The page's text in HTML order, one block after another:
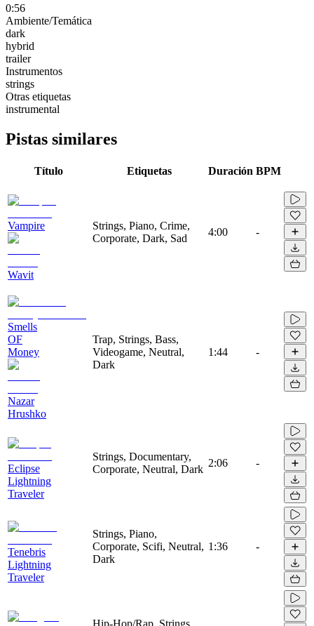
0:56
Ambiente/Temática
dark
hybrid
trailer
Instrumentos
strings
Otras etiquetas
instrumental
Pistas similares
Título Etiquetas Duración BPM
Vampire
Wavit
Strings, Piano, Crime,
Corporate, Dark, Sad
4:00 -
Smells
OF
Money
Nazar
Hrushko
Trap, Strings, Bass,
Videogame, Neutral,
Dark
1:44 -
Eclipse
Lightning
Traveler
Strings, Documentary,
Corporate, Neutral, Dark
2:06 -
Tenebris
Lightning
Traveler
Strings, Piano,
Corporate, Scifi, Neutral,
Dark
1:36 -
Hip-Hop/Rap, Strings,